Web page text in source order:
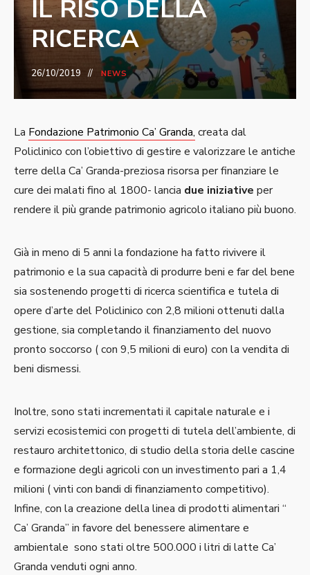
IL RISO DELLA
RICERCA
26/10/2019 NEWS
La Fondazione Patrimonio Ca’ Granda, creata dal
Policlinico con l’obiettivo di gestire e valorizzare le antiche
terre della Ca’ Granda-preziosa risorsa per finanziare le
cure dei malati fino al 1800- lancia due iniziative per
rendere il più grande patrimonio agricolo italiano più buono.
Già in meno di 5 anni la fondazione ha fatto rivivere il
patrimonio e la sua capacità di produrre beni e far del bene
sia sostenendo progetti di ricerca scientifica e tutela di
opere d’arte del Policlinico con 2,8 milioni ottenuti dalla
gestione, sia completando il finanziamento del nuovo
pronto soccorso ( con 9,5 milioni di euro) con la vendita di
beni dismessi.
Inoltre, sono stati incrementati il capitale naturale e i
servizi ecosistemici con progetti di tutela dell’ambiente, di
restauro architettonico, di studio della storia delle cascine
e formazione degli agricoli con un investimento pari a 1,4
milioni ( vinti con bandi di finanziamento competitivo).
Infine, con la creazione della linea di prodotti alimentari “
Ca’ Granda” in favore del benessere alimentare e
ambientale sono stati oltre 500.000 i litri di latte Ca’
Granda venduti ogni anno.